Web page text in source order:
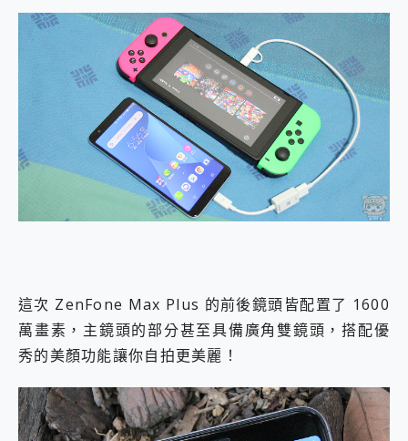
這次 ZenFone Max Plus 的前後鏡頭皆配置了 1600
萬畫素，主鏡頭的部分甚至具備廣角雙鏡頭，搭配優
秀的美顏功能讓你自拍更美麗！